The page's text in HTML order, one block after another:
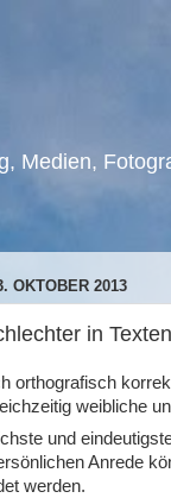
Medien,
OKTOBER 2013
in
orthografisch
weibliche
und
Anrede
werden.